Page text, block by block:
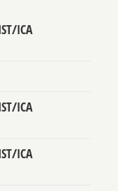
ICA
ICA
ICA